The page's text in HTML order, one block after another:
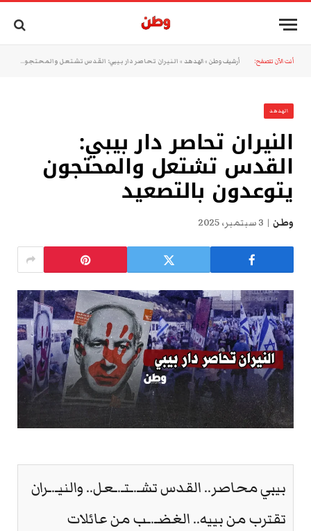
أنت الآن تتصفح: أرشيف وطن »الهدهد » النيران تحاصر دار بيبي: القدس تشتعل والمحتجون يتوعدون بالتصعيد
الهدهد
النيران تحاصر دار بيبي:
القدس تشتعل والمحتجون
يتوعدون بالتصعيد
وطن 3 سبتمبر، 2025
بيبي محاصر.. القدس تشـ.ـتـ.ـعل.. والنيـ.ـران
تقترب من بييه.. الغضـ.ـب من عائلات